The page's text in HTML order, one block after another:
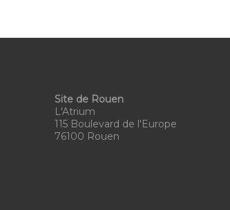
Site de Rouen
L'Atrium
115 Boulevard de l'Europe
76100 Rouen